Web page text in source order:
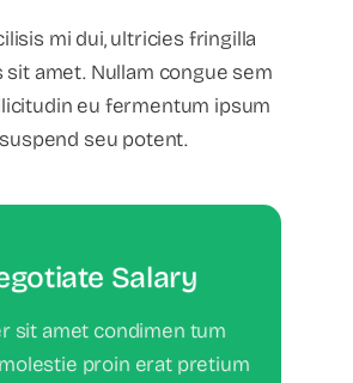
mi dui, ultricies fringilla
sit amet. Nullam congue sem
eu fermentum ipsum
seu potent.
Salary
sit amet condimen tum
proin erat pretium